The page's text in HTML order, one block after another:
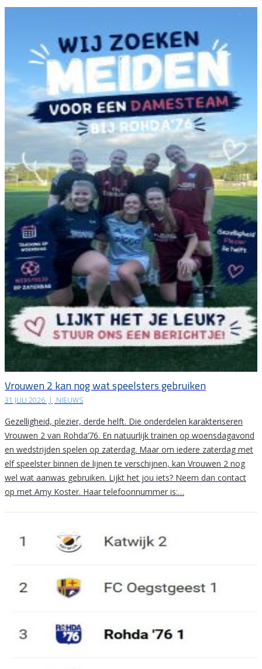
Vrouwen 2 kan nog wat speelsters gebruiken
31 JULI 2026 | NIEUWS
Gezelligheid, plezier, derde helft. Die onderdelen karakteriseren
Vrouwen 2 van Rohda’76. En natuurlijk trainen op woensdagavond
en wedstrijden spelen op zaterdag. Maar om iedere zaterdag met
elf speelster binnen de lijnen te verschijnen, kan Vrouwen 2 nog
wel wat aanwas gebruiken. Lijkt het jou iets? Neem dan contact
op met Amy Koster. Haar telefoonnummer is:…